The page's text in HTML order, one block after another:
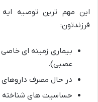
این مهم ترین توصیه
فرزندتون:
بیماری زمینه ای خاصی
عصبی).
در حال مصرف
حساسیت های شناخته